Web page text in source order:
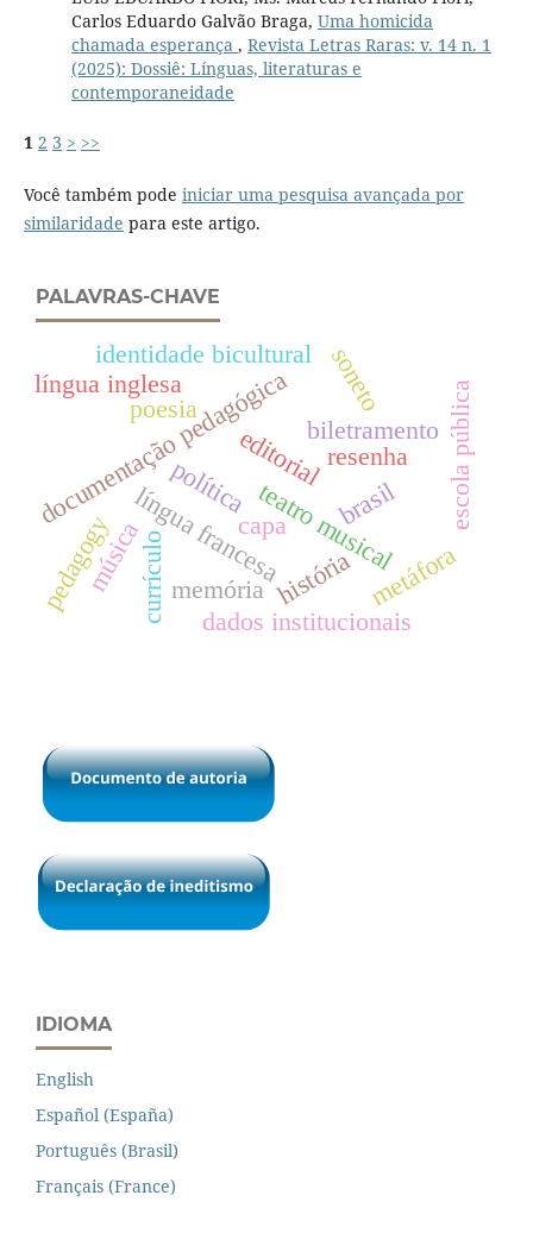
Carlos Eduardo Galvão Braga, Uma homicida
chamada esperança , Revista Letras Raras: v. 14 n. 1
(2025): Dossiê: Línguas, literaturas e
contemporaneidade
1 2 3 > >>
Você também pode iniciar uma pesquisa avançada por
similaridade para este artigo.
PALAVRAS-CHAVE
teatro musical
brasil
história
resenha
editorial
língua francesa
escola pública
currículo memória
documentação pedagógica
dados institucionais
biletramento
identidade bicultural
capa
poesia
música
soneto
pedagogy metáfora
política
língua inglesa
IDIOMA
English
Español (España)
Português (Brasil)
Français (France)